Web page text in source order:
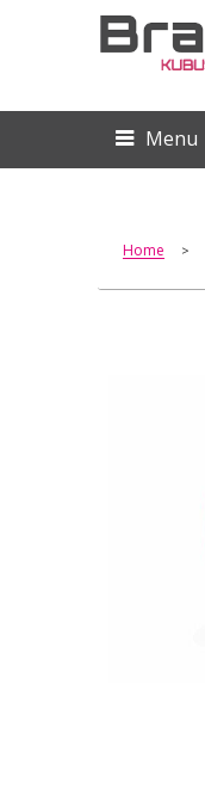
Menu
Home >